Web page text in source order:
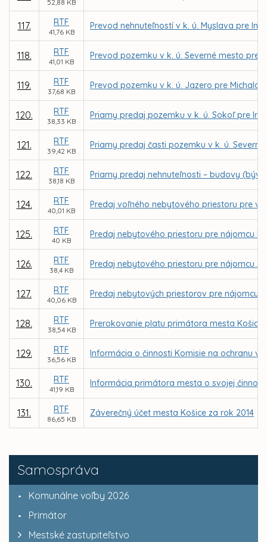
Samospráva
Komunálne voľby 2026
Primátor
Mestské zastupiteľstvo
52,88 KB
117. RTF
41,76 KB
Prevod nehnuteľností v k. ú. Myslava pre
118. RTF
41,01 KB
Prevod pozemku v k. ú. Severné mesto pre
119. RTF
37,68 KB
Prevod pozemku v k. ú. Jazero pre Michala
120. RTF
38,33 KB
Priamy predaj pozemku v k. ú. Sokoľ pre
121. RTF
39,42 KB
Priamy predaj časti pozemku v k. ú.
122. RTF
38,18 KB
Priamy predaj nehnuteľnosti – budovy
124. RTF
40,01 KB
Predaj voľného nebytového priestoru pre
125. RTF
40 KB
Predaj nebytového priestoru pre nájomcu
126. RTF
38,4 KB
Predaj nebytového priestoru pre nájomcu A-
127. RTF
40,06 KB
Predaj nebytových priestorov pre nájomcu
128. RTF
38,54 KB
Prerokovanie platu primátora mesta Košice
129. RTF
36,56 KB
Informácia o činnosti Komisie na ochranu
130. RTF
41,19 KB
Informácia primátora mesta o svojej
131. RTF
86,65 KB
Záverečný účet mesta Košice za rok 2014